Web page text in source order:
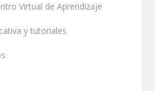
Virtual de Aprendizaje
y tutoriales